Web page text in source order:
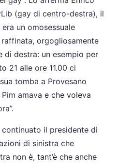
(gay di centro-destra), il
un omosessuale
orgogliosamente
di destra: un esempio per
21 alle ore 11.00 ci
tomba a Provesano
amava e che voleva
continuato il presidente di
di sinistra che
non è, tant’è che anche